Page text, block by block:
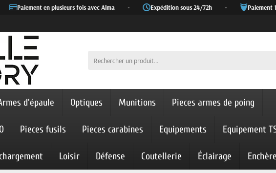
Paiement en plusieurs fois avec Alma Expédition sous 24/72h Paiement
d'épaule Optiques Munitions Pieces armes de poing
Pieces fusils Pieces carabines Equipements Equipement
Loisir Défense Coutellerie Éclairage